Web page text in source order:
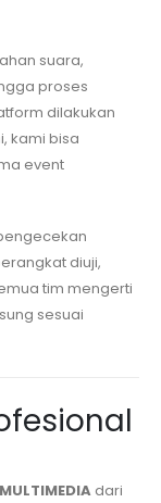
suara,
proses
dilakukan
kami bisa
event
diuji,
tim mengerti
sesuai
dari